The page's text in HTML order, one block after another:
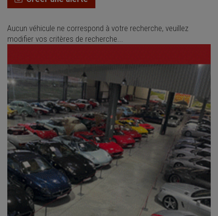
Aucun véhicule ne correspond à votre recherche, veuillez
modifier vos critères de recherche...